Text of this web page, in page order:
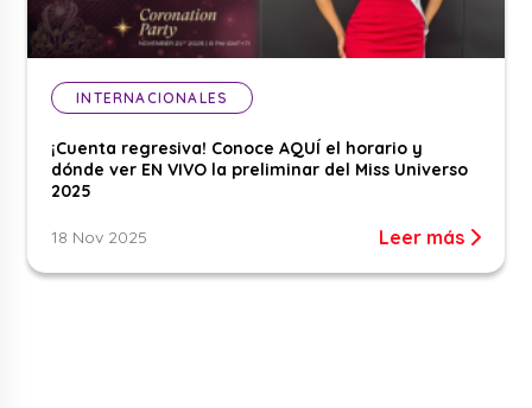
INTERNACIONALES
¡Cuenta regresiva! Conoce AQUÍ el horario y
dónde ver EN VIVO la preliminar del Miss Universo
2025
18 Nov 2025 Leer más